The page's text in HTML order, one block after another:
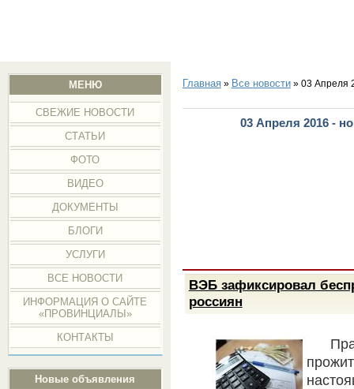
МЕНЮ
СВЕЖИЕ НОВОСТИ
СТАТЬИ
ФОТО
ВИДЕО
ДОКУМЕНТЫ
БЛОГИ
УСЛУГИ
ВСЕ НОВОСТИ
ИНФОРМАЦИЯ О САЙТЕ
«ПРОВИНЦИАЛЫ»
КОНТАКТЫ
Новые объявления
Главная» Все новости» 03 Апреля
03 Апреля 2016 -
ВЭБ зафиксировал
россиян